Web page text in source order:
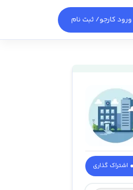
ورود کارجو/ ثبت نام
اشتراک گذاری